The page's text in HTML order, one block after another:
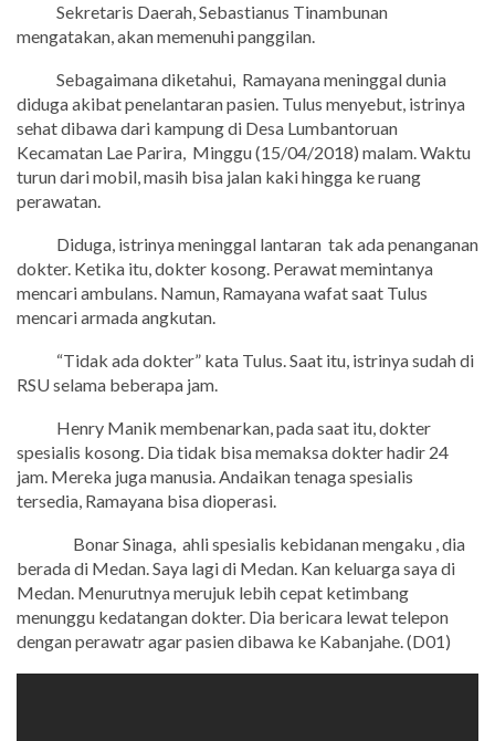
Sekretaris Daerah, Sebastianus Tinambunan
mengatakan, akan memenuhi panggilan.
Sebagaimana diketahui, Ramayana meninggal dunia
diduga akibat penelantaran pasien. Tulus menyebut, istrinya
sehat dibawa dari kampung di Desa Lumbantoruan
Kecamatan Lae Parira, Minggu (15/04/2018) malam. Waktu
turun dari mobil, masih bisa jalan kaki hingga ke ruang
perawatan.
Diduga, istrinya meninggal lantaran tak ada penanganan
dokter. Ketika itu, dokter kosong. Perawat memintanya
mencari ambulans. Namun, Ramayana wafat saat Tulus
mencari armada angkutan.
“Tidak ada dokter” kata Tulus. Saat itu, istrinya sudah di
RSU selama beberapa jam.
Henry Manik membenarkan, pada saat itu, dokter
spesialis kosong. Dia tidak bisa memaksa dokter hadir 24
jam. Mereka juga manusia. Andaikan tenaga spesialis
tersedia, Ramayana bisa dioperasi.
Bonar Sinaga, ahli spesialis kebidanan mengaku , dia
berada di Medan. Saya lagi di Medan. Kan keluarga saya di
Medan. Menurutnya merujuk lebih cepat ketimbang
menunggu kedatangan dokter. Dia bericara lewat telepon
dengan perawatr agar pasien dibawa ke Kabanjahe. (D01)